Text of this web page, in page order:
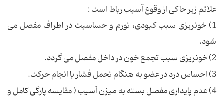
علائم زیر حاکی از وقوع آسیب رباط است :
1) خونریزی سبب کبودی، تورم و حساسیت در اطراف مفصل می
شود.
2) خونریزی سبب تجمع خون در داخل مفصل می گردد.
3) احساس درد در عضو به هنگام تحمل فشار یا انجام حرکت.
4) عدم پایداری مفصل بسته به میزن آسیب ( مقایسه پارگی کامل و